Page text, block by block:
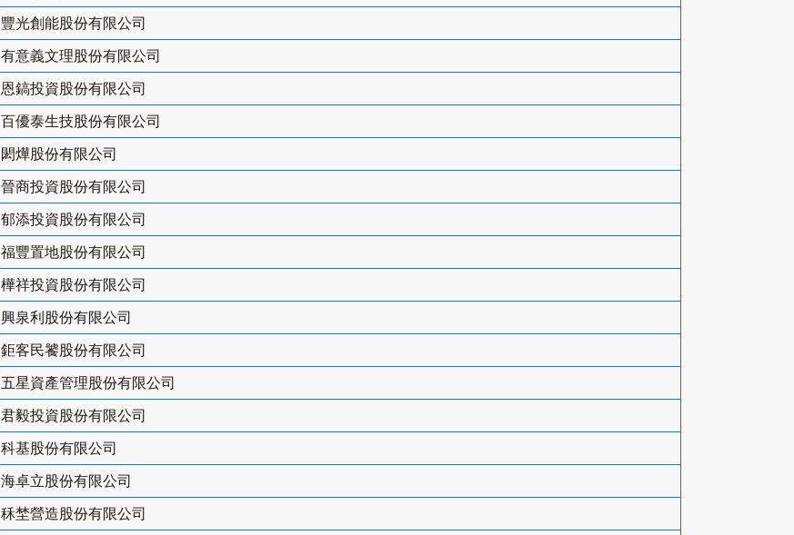
豐光創能股份有限公司
有意義文理股份有限公司
恩鎬投資股份有限公司
百優泰生技股份有限公司
閎燁股份有限公司
晉商投資股份有限公司
郁添投資股份有限公司
福豐置地股份有限公司
樺祥投資股份有限公司
興泉利股份有限公司
鉅客民饕股份有限公司
五星資產管理股份有限公司
君毅投資股份有限公司
科基股份有限公司
海卓立股份有限公司
秝埜營造股份有限公司